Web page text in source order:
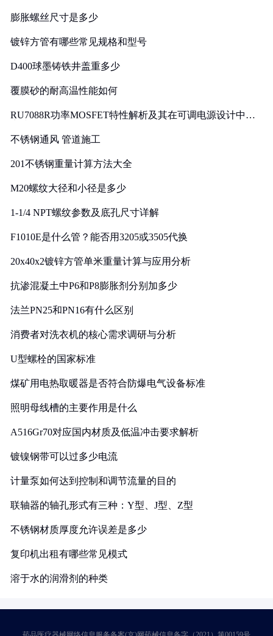
膨胀螺丝尺寸是多少
镀锌方管有哪些常见规格和型号
D400球墨铸铁井盖重多少
覆膜砂的耐高温性能如何
RU7088R功率MOSFET特性解析及其在可调电源设计中的
不锈钢通风 管道施工
201不锈钢重量计算方法大全
M20螺纹大径和小径是多少
1-1/4 NPT螺纹参数及底孔尺寸详解
F1010E是什么管？能否用3205或3505代换
20x40x2镀锌方管单米重量计算与应用分析
抗渗混凝土中P6和P8膨胀剂分别加多少
法兰PN25和PN16有什么区别
消费者对洗衣机的核心需求调研与分析
U型螺栓的国家标准
煤矿用电热取暖器是否符合防爆电气设备标准
照明母线槽的主要作用是什么
A516Gr70对应国内材质及低温冲击要求解析
镀镍钢带可以过多少电流
计量泵如何达到控制和调节流量的目的
联轴器的轴孔形式有三种：Y型、J型、Z型
不锈钢材质厚度允许误差是多少
复印机出租有哪些常见模式
溶于水的润滑剂的种类